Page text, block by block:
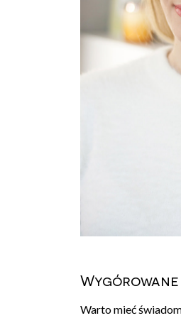
Warto mieć